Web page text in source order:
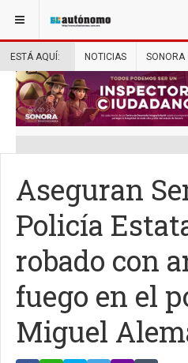
ESTÁ AQUÍ: NOTICIAS SONORA
Aseguran
Policía
robado con
fuego en el
Miguel